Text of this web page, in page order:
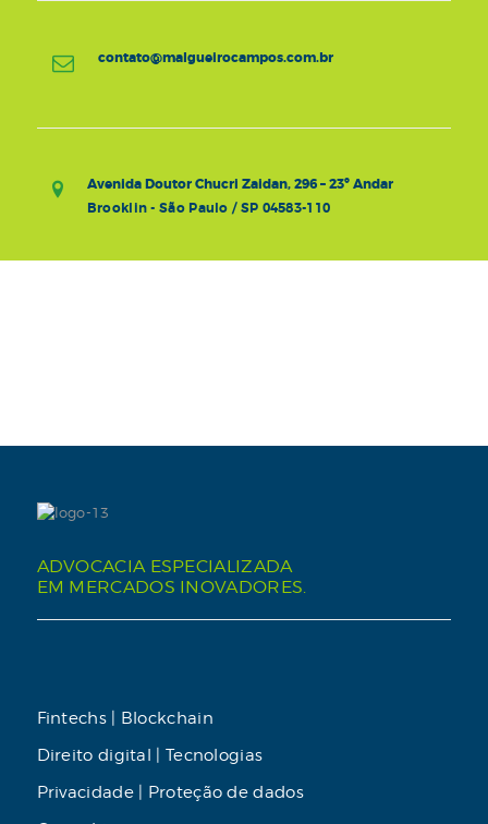
contato@malgueirocampos.com.br
Avenida Doutor Chucri Zaidan, 296 – 23º Andar
Brooklin - São Paulo / SP 04583-110
ADVOCACIA ESPECIALIZADA
EM MERCADOS INOVADORES.
Fintechs | Blockchain
Direito digital | Tecnologias
Privacidade | Proteção de dados